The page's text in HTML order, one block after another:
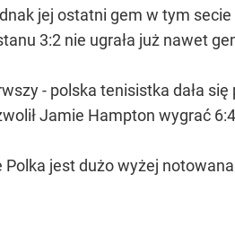
jej ostatni gem w tym
3:2 nie ugrała już nawet
- polska tenisistka dała
Jamie Hampton wygrać
jest dużo wyżej